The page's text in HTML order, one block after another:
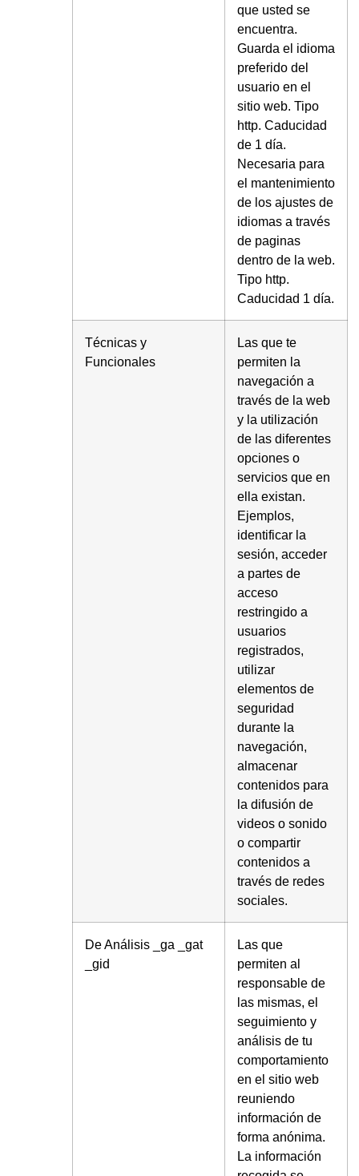
que usted se
encuentra.
Guarda el idioma
preferido del
usuario en el
sitio web. Tipo
http. Caducidad
de 1 día.
Necesaria para
el mantenimiento
de los ajustes de
idiomas a través
de paginas
dentro de la web.
Tipo http.
Caducidad 1 día.
Técnicas y
Funcionales
Las que te
permiten la
navegación a
través de la web
y la utilización
de las diferentes
opciones o
servicios que en
ella existan.
Ejemplos,
identificar la
sesión, acceder
a partes de
acceso
restringido a
usuarios
registrados,
utilizar
elementos de
seguridad
durante la
navegación,
almacenar
contenidos para
la difusión de
videos o sonido
o compartir
contenidos a
través de redes
sociales.
De Análisis _ga _gat
_gid
Las que
permiten al
responsable de
las mismas, el
seguimiento y
análisis de tu
comportamiento
en el sitio web
reuniendo
información de
forma anónima.
La información